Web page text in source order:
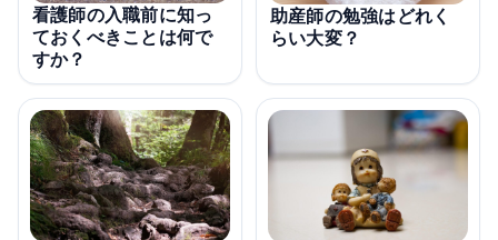
看護師の入職前に知っ
ておくべきことは何で
すか？
助産師の勉強はどれく
らい大変？